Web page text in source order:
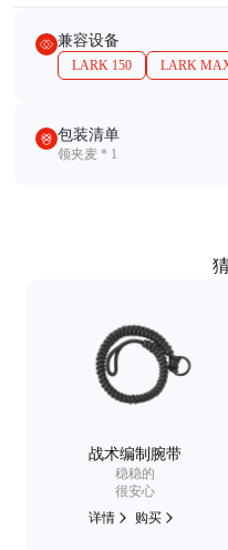
兼容设备
LARK 150 LARK
包装清单
领夹麦 * 1
战术编制腕带
稳稳的
很安心
详情
购买